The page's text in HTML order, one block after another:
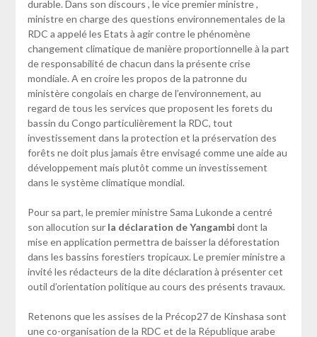
durable. Dans son discours , le vice premier ministre ,
ministre en charge des questions environnementales de la
RDC a appelé les Etats à agir contre le phénomène
changement climatique de manière proportionnelle à la part
de responsabilité de chacun dans la présente crise
mondiale. A en croire les propos de la patronne du
ministère congolais en charge de l’environnement, au
regard de tous les services que proposent les forets du
bassin du Congo particulièrement la RDC, tout
investissement dans la protection et la préservation des
forêts ne doit plus jamais être envisagé comme une aide au
développement mais plutôt comme un investissement
dans le système climatique mondial.
Pour sa part, le premier ministre Sama Lukonde a centré
son allocution sur la déclaration de Yangambi dont la
mise en application permettra de baisser la déforestation
dans les bassins forestiers tropicaux. Le premier ministre a
invité les rédacteurs de la dite déclaration à présenter cet
outil d’orientation politique au cours des présents travaux.
Retenons que les assises de la Précop27 de Kinshasa sont
une co-organisation de la RDC et de la République arabe